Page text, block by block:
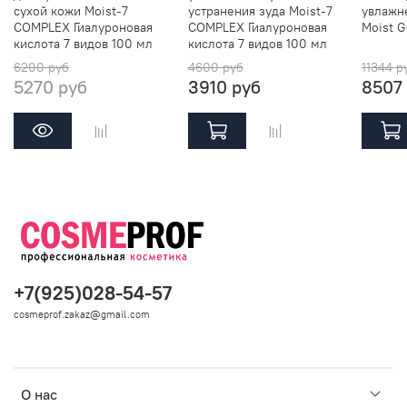
барбадоского, масло аргании, капсулированный
экстракт ростков листьев аргании колючей, эритритол,
Гомарин (HCl), акваланс, гидрохлорид аминокислот,
лецитин.
Способ применения
Утром и/или вечером наносите сыворотку и вбивайте ее
мягкими массажными движениями. Рекомендуется
Сosmeprof.ru - Официальный партнер марки
сухой кожи Moist-7
COMPLEX Гиалуроновая
кислота 7 видов 100 мл
6200 руб
5270 руб
устранения зуда Moist-7
COMPLEX Гиалуроновая
кислота 7 видов 100 мл
4600 руб
3910 руб
Moist
11344
8507
О нас
+7(925)028-54-57
cosmeprof.zakaz@gmail.com